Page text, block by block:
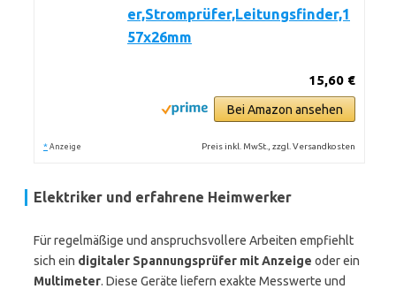
er,Stromprüfer,Leitungsfinder,1
57x26mm
15,60 €
Bei Amazon ansehen
* Anzeige Preis inkl. MwSt., zzgl. Versandkosten
Elektriker und erfahrene Heimwerker
Für regelmäßige und anspruchsvollere Arbeiten empfiehlt
sich ein digitaler Spannungsprüfer mit Anzeige oder ein
Multimeter. Diese Geräte liefern exakte Messwerte und